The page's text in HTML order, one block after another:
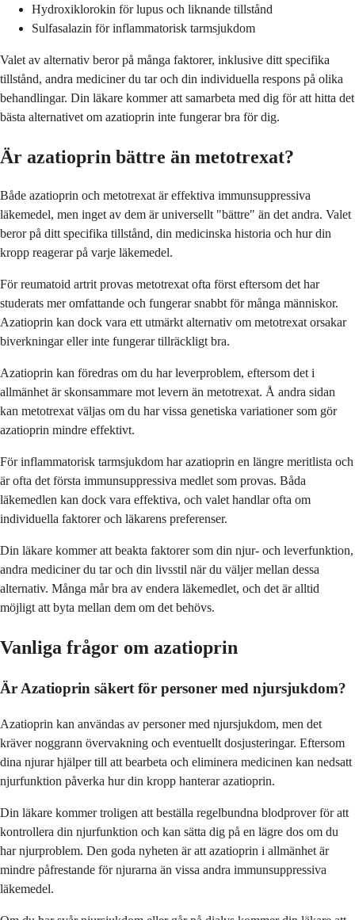
Hydroxiklorokin för lupus och liknande tillstånd
Sulfasalazin för inflammatorisk tarmsjukdom
Valet av alternativ beror på många faktorer, inklusive ditt specifika
tillstånd, andra mediciner du tar och din individuella respons på olika
behandlingar. Din läkare kommer att samarbeta med dig för att hitta det
bästa alternativet om azatioprin inte fungerar bra för dig.
Är azatioprin bättre än metotrexat?
Både azatioprin och metotrexat är effektiva immunsuppressiva
läkemedel, men inget av dem är universellt "bättre" än det andra. Valet
beror på ditt specifika tillstånd, din medicinska historia och hur din
kropp reagerar på varje läkemedel.
För reumatoid artrit provas metotrexat ofta först eftersom det har
studerats mer omfattande och fungerar snabbt för många människor.
Azatioprin kan dock vara ett utmärkt alternativ om metotrexat orsakar
biverkningar eller inte fungerar tillräckligt bra.
Azatioprin kan föredras om du har leverproblem, eftersom det i
allmänhet är skonsammare mot levern än metotrexat. Å andra sidan
kan metotrexat väljas om du har vissa genetiska variationer som gör
azatioprin mindre effektivt.
För inflammatorisk tarmsjukdom har azatioprin en längre meritlista och
är ofta det första immunsuppressiva medlet som provas. Båda
läkemedlen kan dock vara effektiva, och valet handlar ofta om
individuella faktorer och läkarens preferenser.
Din läkare kommer att beakta faktorer som din njur- och leverfunktion,
andra mediciner du tar och din livsstil när du väljer mellan dessa
alternativ. Många mår bra av endera läkemedlet, och det är alltid
möjligt att byta mellan dem om det behövs.
Vanliga frågor om azatioprin
Är Azatioprin säkert för personer med njursjukdom?
Azatioprin kan användas av personer med njursjukdom, men det
kräver noggrann övervakning och eventuellt dosjusteringar. Eftersom
dina njurar hjälper till att bearbeta och eliminera medicinen kan nedsatt
njurfunktion påverka hur din kropp hanterar azatioprin.
Din läkare kommer troligen att beställa regelbundna blodprover för att
kontrollera din njurfunktion och kan sätta dig på en lägre dos om du
har njurproblem. Den goda nyheten är att azatioprin i allmänhet är
mindre påfrestande för njurarna än vissa andra immunsuppressiva
läkemedel.